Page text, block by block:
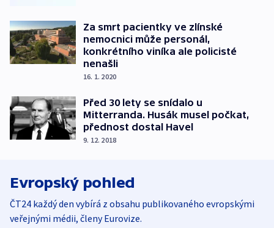
Za smrt pacientky ve zlínské
nemocnici může personál,
konkrétního viníka ale policisté
nenašli
16. 1. 2020
Před 30 lety se snídalo u
Mitterranda. Husák musel počkat,
přednost dostal Havel
9. 12. 2018
Evropský pohled
ČT24 každý den vybírá z obsahu publikovaného evropskými
veřejnými médii, členy Eurovize.